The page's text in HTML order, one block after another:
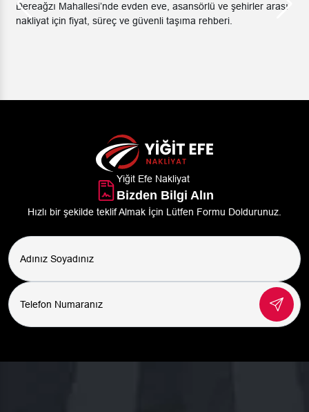
evden eve, asansörlü ve şehirler arası
ve güvenli taşıma rehberi.
Yakuplu
nakliyat için fiyat,
Yiğit Efe Nakliyat
Bizden Bilgi Alın
Hızlı bir şekilde teklif Almak İçin Lütfen Formu Doldurunuz.